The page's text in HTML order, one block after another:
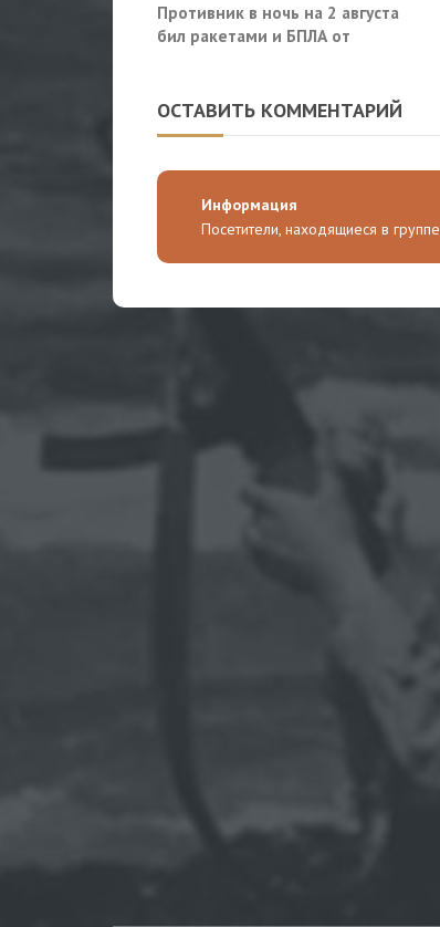
Противник в ночь на 2 августа
бил ракетами и БПЛА от
ОСТАВИТЬ КОММЕНТАРИЙ
Информация
Посетители, находящиеся в группе